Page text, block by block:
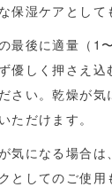
保湿ケアとして
最後に適量（1
優しく押さえ
さい。乾燥が
ただけます。
気になる場合
としてのご使用